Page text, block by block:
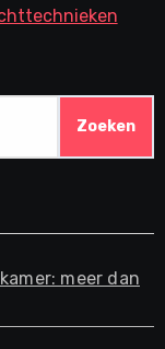
meer dan